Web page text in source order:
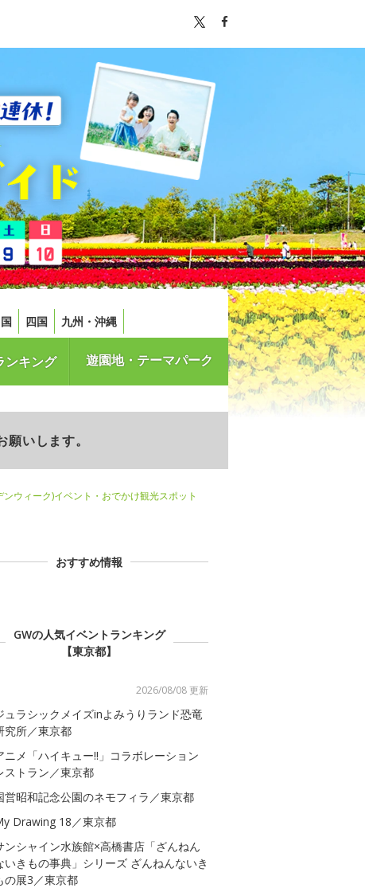
四国 九州・沖縄
キング 遊園地・テーマパーク
いします。
ウィーク)イベント・おでかけ観光スポット
おすすめ情報
GWの人気イベントランキング
【東京都】
2026/08/08 更新
ュラシックメイズinよみうりランド恐竜
究所／東京都
ニメ「ハイキュー!!」コラボレーション
ストラン／東京都
営昭和記念公園のネモフィラ／東京都
Drawing 18／東京都
ンシャイン水族館×高橋書店「ざんねん
いきもの事典」シリーズ ざんねんないき
の展3／東京都